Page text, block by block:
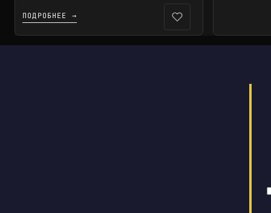
ПОДРОБНЕЕ →